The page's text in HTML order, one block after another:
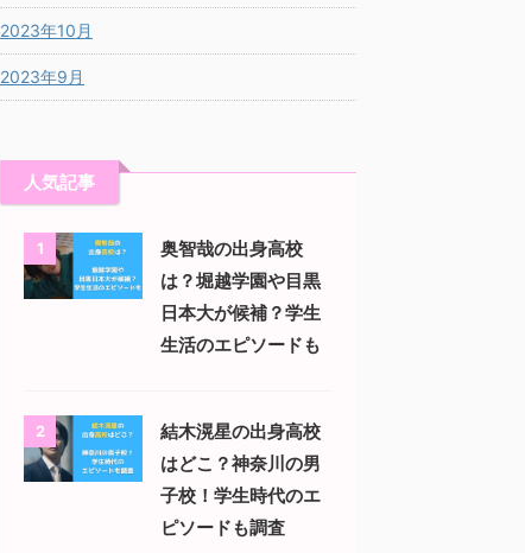
2023年10月
2023年9月
人気記事
1
奥智哉の出身高校
は？堀越学園や目黒
日本大が候補？学生
生活のエピソードも
2
結木滉星の出身高校
はどこ？神奈川の男
子校！学生時代のエ
ピソードも調査